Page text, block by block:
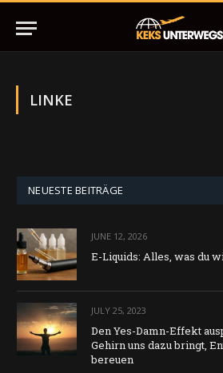
LINKE
NEUESTE BEITRÄGE
JUNE 12, 2026
E-Liquids: Alles, was du
JULY 25, 2023
Den Yes-Damn-Effekt
Gehirn uns dazu bringt,
bereuen